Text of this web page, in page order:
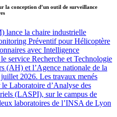
la conception d’un outil de surveillance
lance la chaire industrielle
Préventif pour Hélicoptère
avec Intelligence
service Recherche et Technologie
(AH) et l’Agence nationale de la
2026. Les travaux menés
le Laboratoire d’Analyse des
(LASPI), sur le campus de
laboratoires de l’INSA de Lyon